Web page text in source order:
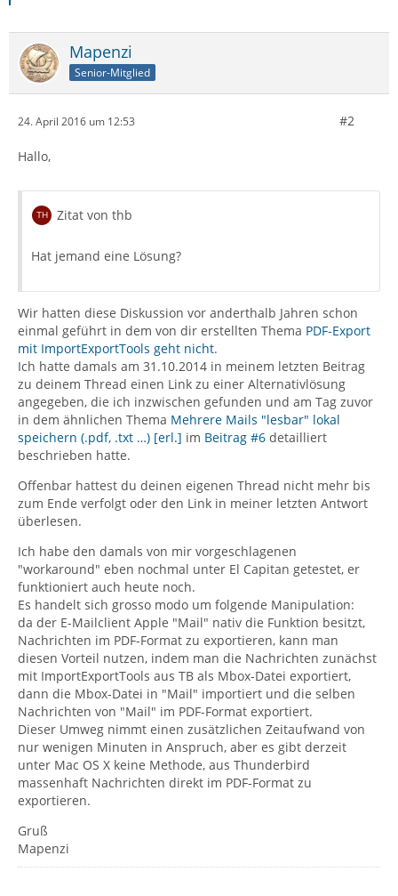
Mapenzi
Senior-Mitglied
24. April 2016 um 12:53 #2
Hallo,
Zitat von thb
Hat jemand eine Lösung?
Wir hatten diese Diskussion vor anderthalb Jahren schon
einmal geführt in dem von dir erstellten Thema PDF-Export
mit ImportExportTools geht nicht.
Ich hatte damals am 31.10.2014 in meinem letzten Beitrag
zu deinem Thread einen Link zu einer Alternativlösung
angegeben, die ich inzwischen gefunden und am Tag zuvor
in dem ähnlichen Thema Mehrere Mails "lesbar" lokal
speichern (.pdf, .txt …) [erl.] im Beitrag #6 detailliert
beschrieben hatte.
Offenbar hattest du deinen eigenen Thread nicht mehr bis
zum Ende verfolgt oder den Link in meiner letzten Antwort
überlesen.
Ich habe den damals von mir vorgeschlagenen
"workaround" eben nochmal unter El Capitan getestet, er
funktioniert auch heute noch.
Es handelt sich grosso modo um folgende Manipulation:
da der E-Mailclient Apple "Mail" nativ die Funktion besitzt,
Nachrichten im PDF-Format zu exportieren, kann man
diesen Vorteil nutzen, indem man die Nachrichten zunächst
mit ImportExportTools aus TB als Mbox-Datei exportiert,
dann die Mbox-Datei in "Mail" importiert und die selben
Nachrichten von "Mail" im PDF-Format exportiert.
Dieser Umweg nimmt einen zusätzlichen Zeitaufwand von
nur wenigen Minuten in Anspruch, aber es gibt derzeit
unter Mac OS X keine Methode, aus Thunderbird
massenhaft Nachrichten direkt im PDF-Format zu
exportieren.
Gruß
Mapenzi